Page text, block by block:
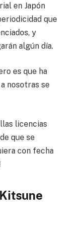
en Japón
que
y
algún día.
es que ha
nosotras se
licencias
que se
con fecha